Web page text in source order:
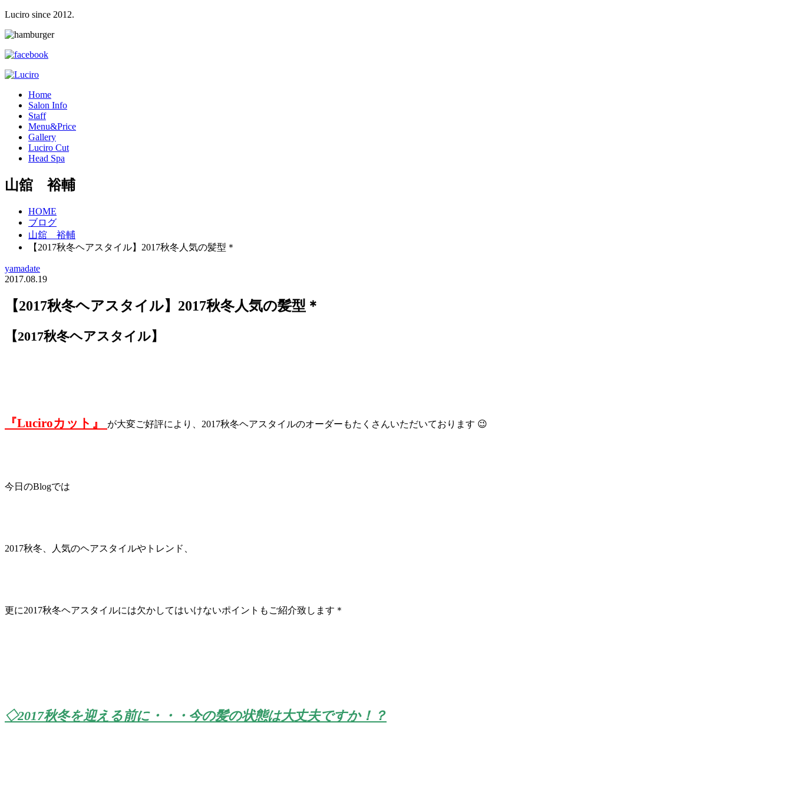
Luciro since 2012.
Home
Salon Info
Staff
Menu&Price
Gallery
Luciro Cut
Head Spa
山舘 裕輔
HOME
ブログ
山舘 裕輔
【2017秋冬ヘアスタイル】2017秋冬人気の髪型＊
yamadate
2017.08.19
【2017秋冬ヘアスタイル】2017秋冬人気の髪型＊
【2017秋冬ヘアスタイル】
『Luciroカット』 が大変ご好評により、2017秋冬ヘアスタイルのオーダーもたくさんいただいております 😉
今日のBlogでは
2017秋冬、人気のヘアスタイルやトレンド、
更に2017秋冬ヘアスタイルには欠かしてはいけないポイントもご紹介致します＊
◇2017秋冬を迎える前に・・・今の髪の状態は大丈夫ですか！？